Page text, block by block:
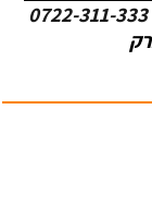
0722-311-333